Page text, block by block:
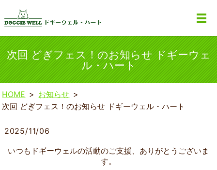
次回 どぎフェス！のお知らせ ドギーウェ
ル・ハート
HOME
お知らせ
次回 どぎフェス！のお知らせ ドギーウェル・ハート
2025/11/06
いつもドギーウェルの活動のご支援、ありがとうございま
す。